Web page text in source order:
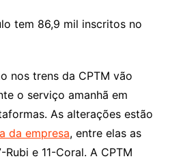
tem 86,9 mil inscritos no
nos trens da CPTM vão
o serviço amanhã em
As alterações estão
da empresa, entre elas as
Rubi e 11-Coral. A CPTM